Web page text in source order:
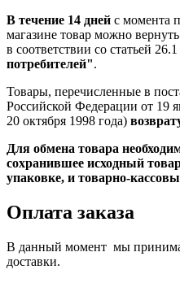
В течение 14 дней с момента
магазине товар можно
в соответствии со статьей
потребителей".
Товары, перечисленные в
Российской Федерации от 19
20 октября 1998 года)
Для обмена товара
сохранившее исходный
упаковке, и товарно-
Оплата заказа
В данный момент мы
доставки.